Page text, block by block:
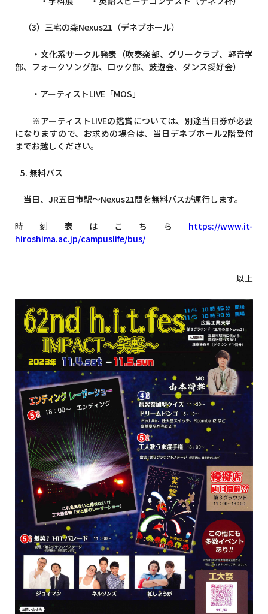
（3）三宅の森Nexus21 （デネブホール）
・文化系サークル発表（吹奏楽部、グリークラブ、軽音学
部、フォークソング部、ロック部、鼓遊会、ダンス愛好会）
・アーティストLIVE「MOS 」
※アーティストLIVEの鑑賞については、別途当日券が必要
になりますので、お求めの場合は、当日デネブホール2階受付
までお越しください。
5. 無料バス
当日、 JR五日市駅～Nexus21間を無料バスが運行します。
時刻表はこちら https://www.it-
hiroshima.ac.jp/campuslife/bus/
以上